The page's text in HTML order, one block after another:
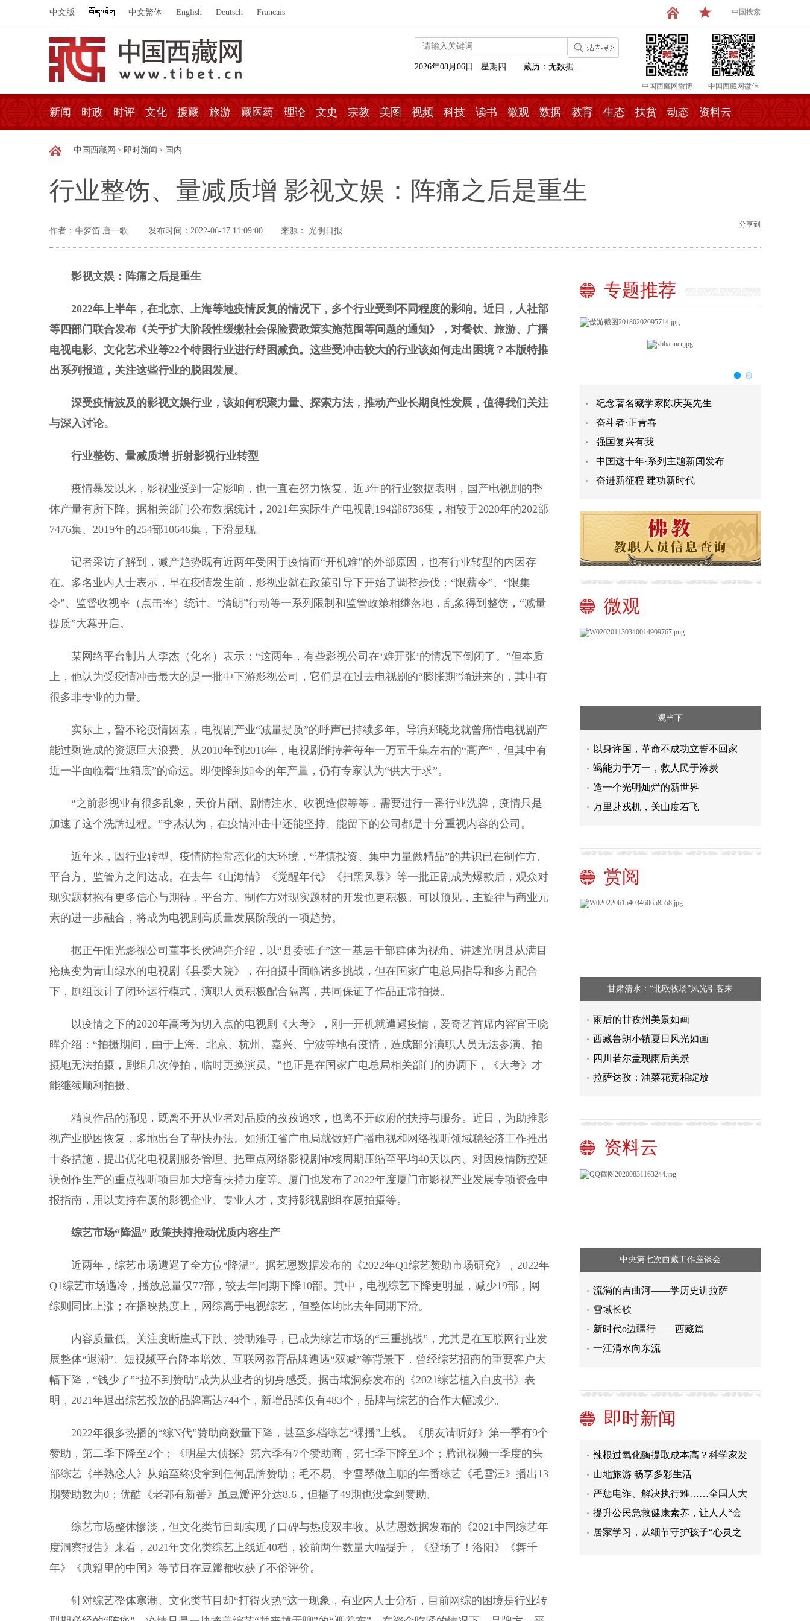
中文版 中文繁体 English Deutsch Francais 中国搜索
中国西藏网微博 中国西藏网微信
2026年08月06日 星期四 藏历：无数据...
新闻 时政 时评 文化 援藏 旅游 藏医药 理论 文史 宗教 美图 视频 科技 读书 微观 数据 教育 生态 扶贫 动态 资料云
中国西藏网 > 即时新闻 > 国内
行业整饬、量减质增 影视文娱：阵痛之后是重生
作者：牛梦笛 唐一歌 发布时间：2022-06-17 11:09:00 来源： 光明日报
分享到
影视文娱：阵痛之后是重生
2022年上半年，在北京、上海等地疫情反复的情况下，多个行业受到不同程度的影响。近日，人社部
等四部门联合发布《关于扩大阶段性缓缴社会保险费政策实施范围等问题的通知》，对餐饮、旅游、广播
电视电影、文化艺术业等22个特困行业进行纾困减负。这些受冲击较大的行业该如何走出困境？本版特推
出系列报道，关注这些行业的脱困发展。
深受疫情波及的影视文娱行业，该如何积聚力量、探索方法，推动产业长期良性发展，值得我们关注
与深入讨论。
行业整饬、量减质增 折射影视行业转型
疫情暴发以来，影视业受到一定影响，也一直在努力恢复。近3年的行业数据表明，国产电视剧的整
体产量有所下降。据相关部门公布数据统计，2021年实际生产电视剧194部6736集，相较于2020年的202部
7476集、2019年的254部10646集，下滑显现。
记者采访了解到，减产趋势既有近两年受困于疫情而“开机难”的外部原因，也有行业转型的内因存
在。多名业内人士表示，早在疫情发生前，影视业就在政策引导下开始了调整步伐：“限薪令”、“限集
令”、监督收视率（点击率）统计、“清朗”行动等一系列限制和监管政策相继落地，乱象得到整饬，“减量
提质”大幕开启。
某网络平台制片人李杰（化名）表示：“这两年，有些影视公司在‘难开张’的情况下倒闭了。”但本质
上，他认为受疫情冲击最大的是一批中下游影视公司，它们是在过去电视剧的“膨胀期”涌进来的，其中有
很多非专业的力量。
实际上，暂不论疫情因素，电视剧产业“减量提质”的呼声已持续多年。导演郑晓龙就曾痛惜电视剧产
能过剩造成的资源巨大浪费。从2010年到2016年，电视剧维持着每年一万五千集左右的“高产”，但其中有
近一半面临着“压箱底”的命运。即使降到如今的年产量，仍有专家认为“供大于求”。
“之前影视业有很多乱象，天价片酬、剧情注水、收视造假等等，需要进行一番行业洗牌，疫情只是
加速了这个洗牌过程。”李杰认为，在疫情冲击中还能坚持、能留下的公司都是十分重视内容的公司。
近年来，因行业转型、疫情防控常态化的大环境，“谨慎投资、集中力量做精品”的共识已在制作方、
平台方、监管方之间达成。在去年《山海情》《觉醒年代》《扫黑风暴》等一批正剧成为爆款后，观众对
现实题材抱有更多信心与期待，平台方、制作方对现实题材的开发也更积极。可以预见，主旋律与商业元
素的进一步融合，将成为电视剧高质量发展阶段的一项趋势。
据正午阳光影视公司董事长侯鸿亮介绍，以“县委班子”这一基层干部群体为视角、讲述光明县从满目
疮痍变为青山绿水的电视剧《县委大院》，在拍摄中面临诸多挑战，但在国家广电总局指导和多方配合
下，剧组设计了闭环运行模式，演职人员积极配合隔离，共同保证了作品正常拍摄。
以疫情之下的2020年高考为切入点的电视剧《大考》，刚一开机就遭遇疫情，爱奇艺首席内容官王晓
晖介绍：“拍摄期间，由于上海、北京、杭州、嘉兴、宁波等地有疫情，造成部分演职人员无法参演、拍
摄地无法拍摄，剧组几次停拍，临时更换演员。”也正是在国家广电总局相关部门的协调下，《大考》才
能继续顺利拍摄。
精良作品的涌现，既离不开从业者对品质的孜孜追求，也离不开政府的扶持与服务。近日，为助推影
视产业脱困恢复，多地出台了帮扶办法。如浙江省广电局就做好广播电视和网络视听领域稳经济工作推出
十条措施，提出优化电视剧服务管理、把重点网络影视剧审核周期压缩至平均40天以内、对因疫情防控延
误创作生产的重点视听项目加大培育扶持力度等。厦门也发布了2022年度厦门市影视产业发展专项资金申
报指南，用以支持在厦的影视企业、专业人才，支持影视剧组在厦拍摄等。
综艺市场“降温” 政策扶持推动优质内容生产
近两年，综艺市场遭遇了全方位“降温”。据艺恩数据发布的《2022年Q1综艺赞助市场研究》，2022年
Q1综艺市场遇冷，播放总量仅77部，较去年同期下降10部。其中，电视综艺下降更明显，减少19部，网
综则同比上涨；在播映热度上，网综高于电视综艺，但整体均比去年同期下滑。
内容质量低、关注度断崖式下跌、赞助难寻，已成为综艺市场的“三重挑战”，尤其是在互联网行业发
展整体“退潮”、短视频平台降本增效、互联网教育品牌遭遇“双减”等背景下，曾经综艺招商的重要客户大
幅下降，“钱少了”“拉不到赞助”成为从业者的切身感受。据击壤洞察发布的《2021综艺植入白皮书》表
明，2021年退出综艺投放的品牌高达744个，新增品牌仅有483个，品牌与综艺的合作大幅减少。
2022年很多热播的“综N代”赞助商数量下降，甚至多档综艺“裸播”上线。《朋友请听好》第一季有9个
赞助，第二季下降至2个；《明星大侦探》第六季有7个赞助商，第七季下降至3个；腾讯视频一季度的头
部综艺《半熟恋人》从始至终没拿到任何品牌赞助；毛不易、李雪琴做主咖的年番综艺《毛雪汪》播出13
期赞助数为0；优酷《老郭有新番》虽豆瓣评分达8.6，但播了49期也没拿到赞助。
综艺市场整体惨淡，但文化类节目却实现了口碑与热度双丰收。从艺恩数据发布的《2021中国综艺年
度洞察报告》来看，2021年文化类综艺上线近40档，较前两年数量大幅提升，《登场了！洛阳》《舞千
年》《典籍里的中国》等节目在豆瓣都收获了不俗评价。
针对综艺整体寒潮、文化类节目却“打得火热”这一现象，有业内人士分析，目前网综的困境是行业转
专题推荐
纪念著名藏学家陈庆英先生
奋斗者·正青春
强国复兴有我
中国这十年·系列主题新闻发布
奋进新征程 建功新时代
微观
观当下
以身许国，革命不成功立誓不回家
竭能力于万一，救人民于涂炭
造一个光明灿烂的新世界
万里赴戎机，关山度若飞
赏阅
甘肃清水：“北欧牧场”风光引客来
雨后的甘孜州美景如画
西藏鲁朗小镇夏日风光如画
四川若尔盖现雨后美景
拉萨达孜：油菜花竞相绽放
资料云
中央第七次西藏工作座谈会
流淌的吉曲河——学历史讲拉萨
雪域长歌
新时代o边疆行——西藏篇
一江清水向东流
即时新闻
浅谈旅游之于美好生活的意义
现番茄替代品
山地旅游 畅享多彩生活
严惩电诈、解决执行难……全国人大
常委会会议看点前瞻
提升公民急救健康素养，让人人“会
救”也“敢救”
居家学习，从细节守护孩子“心灵之
窗”
民航市场回暖 机票告别“白菜价”